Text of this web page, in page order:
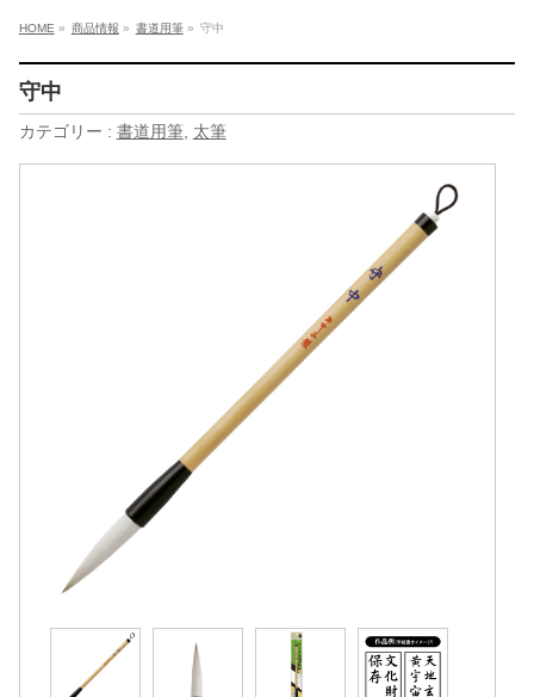
HOME » 商品情報 » 書道用筆» 守中
守中
カテゴリー : 書道用筆, 太筆